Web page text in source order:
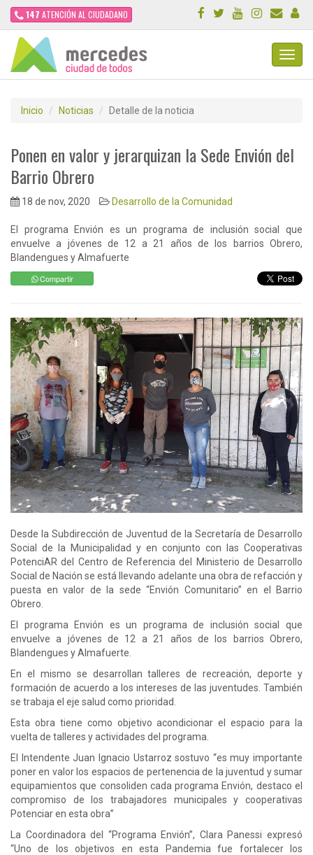
147 ATENCIÓN AL CIUDADANO
Inicio Noticias Detalle de la noticia
Ponen en valor y jerarquizan la Sede Envión del
Barrio Obrero
18 de nov, 2020 Desarrollo de la Comunidad
El programa Envión es un programa de inclusión social que
envuelve a jóvenes de 12 a 21 años de los barrios Obrero,
Blandengues y Almafuerte
Compartir
Desde la Subdirección de Juventud de la Secretaría de Desarrollo
Social de la Municipalidad y en conjunto con las Cooperativas
PotenciAR del Centro de Referencia del Ministerio de Desarrollo
Social de Nación se está llevando adelante una obra de refacción y
puesta en valor de la sede “Envión Comunitario” en el Barrio
Obrero.
El programa Envión es un programa de inclusión social que
envuelve a jóvenes de 12 a 21 años de los barrios Obrero,
Blandengues y Almafuerte.
En el mismo se desarrollan talleres de recreación, deporte y
formación de acuerdo a los intereses de las juventudes. También
se trabaja el eje salud como prioridad.
Esta obra tiene como objetivo acondicionar el espacio para la
vuelta de talleres y actividades del programa.
El Intendente Juan Ignacio Ustarroz sostuvo “es muy importante
poner en valor los espacios de pertenencia de la juventud y sumar
equipamientos que consoliden cada programa Envión, destaco el
compromiso de los trabajadores municipales y cooperativas
Potenciar en esta obra”
La Coordinadora del “Programa Envión”, Clara Panessi expresó
“Uno de los objetivos en esta Pandemia fue fortalecer los